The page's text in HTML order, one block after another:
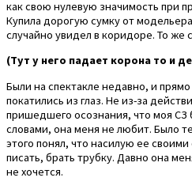
как свою нулевую значимость при
Купила дорогую сумку от
случайно увидел в коридоре. То же
(Тут у него падает корона то и
Были на спектакле недавно, и
покатились из глаз. Не из-за
пришедшего осознания, что моя СЗ
словами, она меня не любит. Было
этого понял, что насилую ее
писать, брать трубку. Давно она
не хочется.